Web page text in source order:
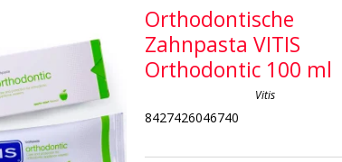
Orthodontische
Zahnpasta VITIS
Orthodontic 100 ml
Vitis
8427426046740